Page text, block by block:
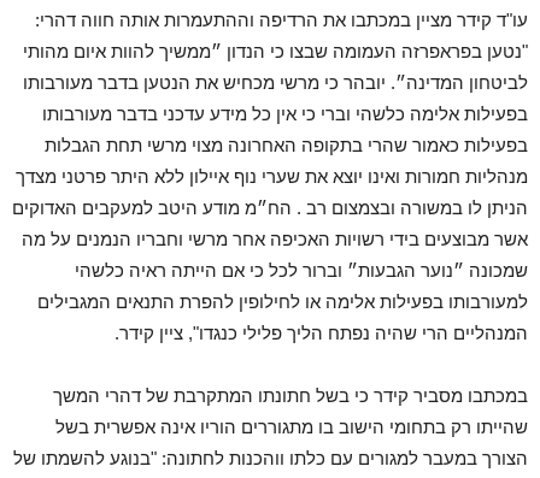
עו"ד קידר מציין במכתבו את הרדיפה וההתעמרות אותה חווה דהרי:
"נטען בפראפרזה העמומה שבצו כי הנדון ״ממשיך להוות איום מהותי
לביטחון המדינה״. יובהר כי מרשי מכחיש את הנטען בדבר מעורבותו
בפעילות אלימה כלשהי וברי כי אין כל מידע עדכני בדבר מעורבותו
בפעילות כאמור שהרי בתקופה האחרונה מצוי מרשי תחת הגבלות
מנהליות חמורות ואינו יוצא את שערי נוף איילון ללא היתר פרטני מצדך
הניתן לו במשורה ובצמצום רב . הח״מ מודע היטב למעקבים האדוקים
אשר מבוצעים בידי רשויות האכיפה אחר מרשי וחבריו הנמנים על מה
שמכונה ״נוער הגבעות״ וברור לכל כי אם הייתה ראיה כלשהי
למעורבותו בפעילות אלימה או לחילופין להפרת התנאים המגבילים
המנהליים הרי שהיה נפתח הליך פלילי כנגדו", ציין קידר.
במכתבו מסביר קידר כי בשל חתונתו המתקרבת של דהרי המשך
שהייתו רק בתחומי הישוב בו מתגוררים הוריו אינה אפשרית בשל
הצורך במעבר למגורים עם כלתו ווהכנות לחתונה: "בנוגע להשמתו של